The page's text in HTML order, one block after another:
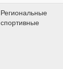
Региональные
спортивные